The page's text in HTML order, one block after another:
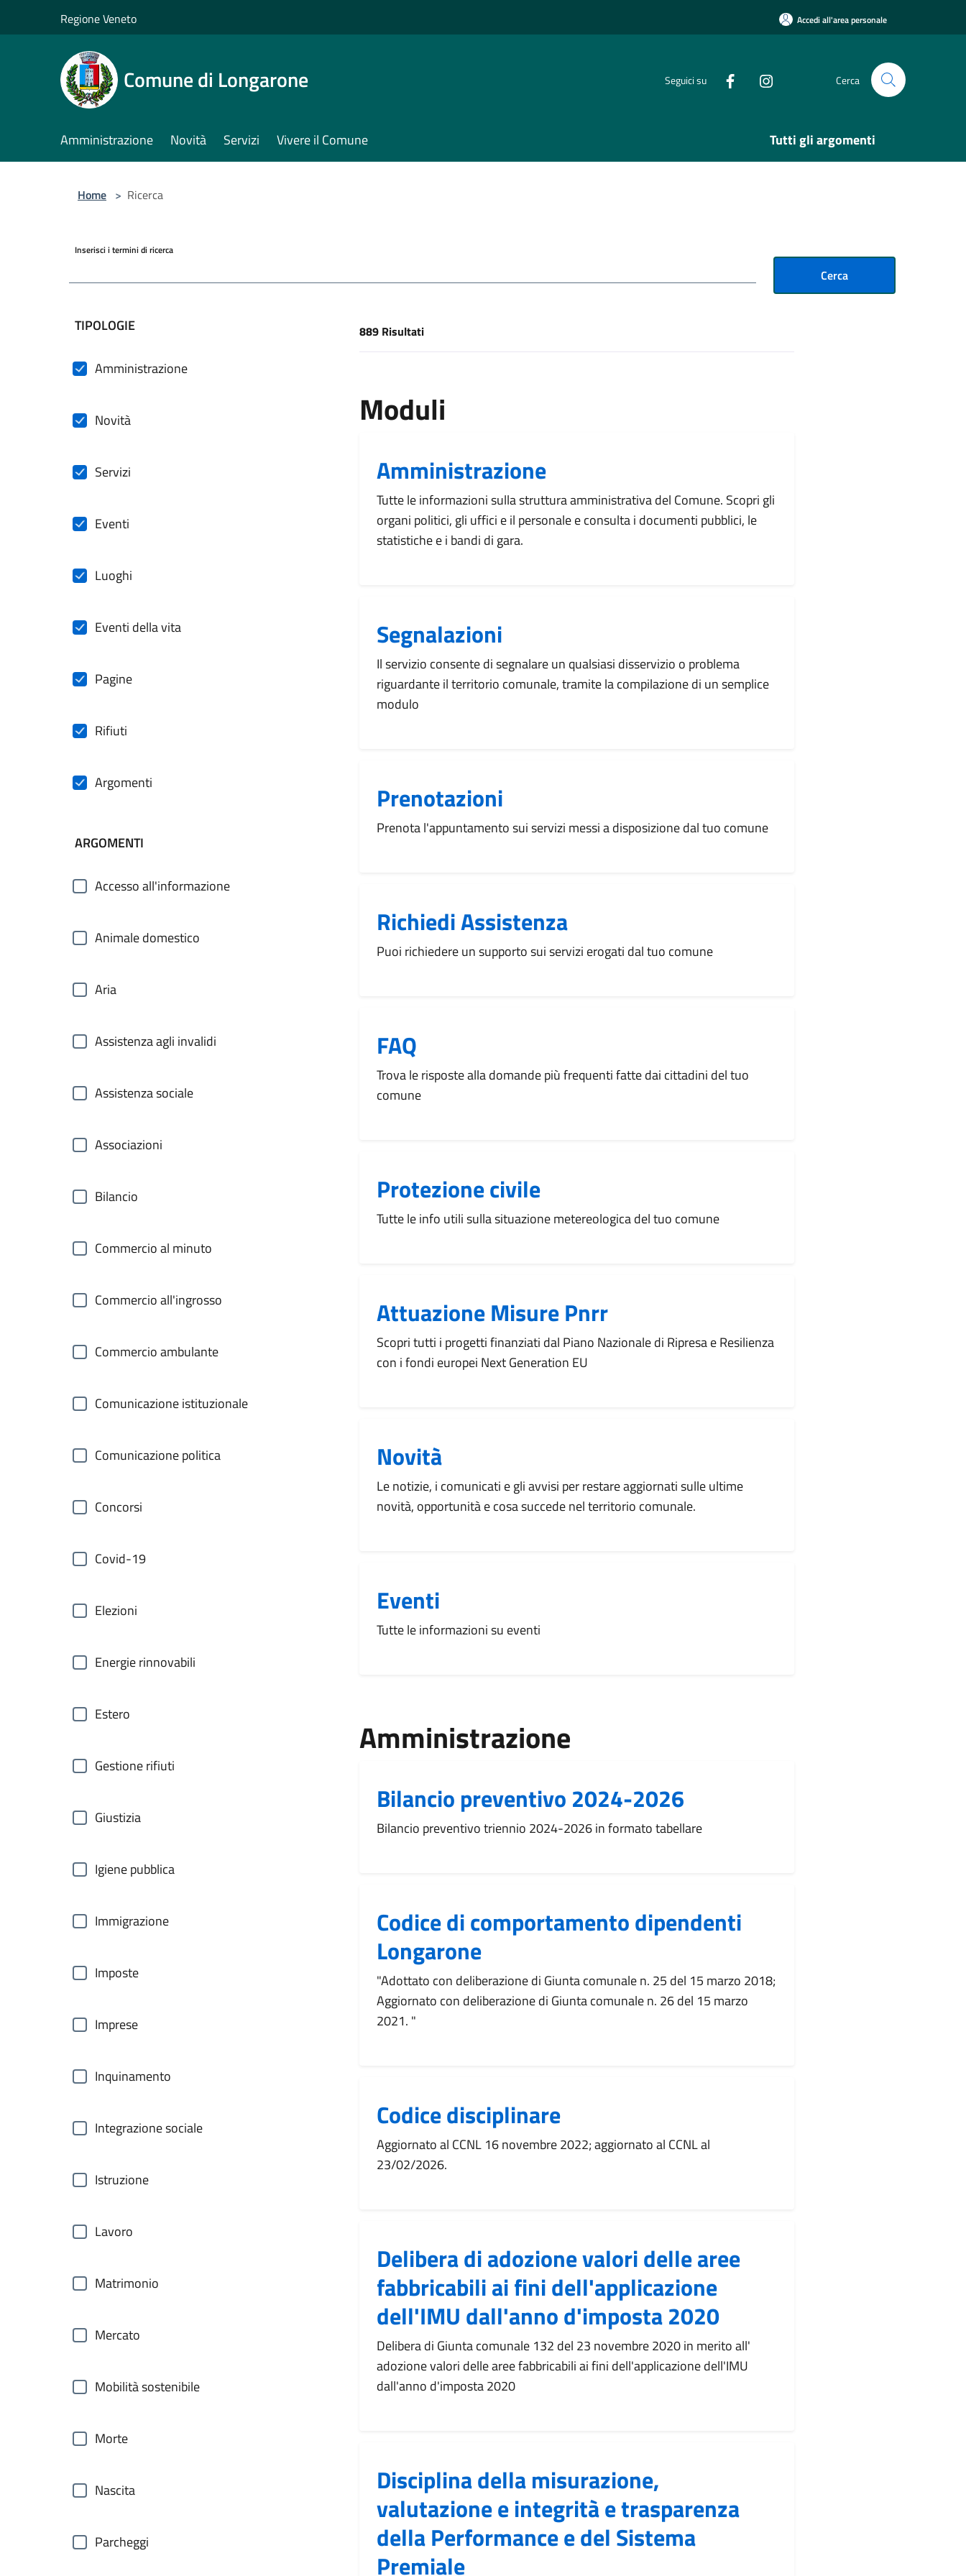
Regione Veneto Accedi all'area personale
Comune di Longarone Seguici su Cerca
Amministrazione Novità Servizi Vivere il Comune Tutti gli argomenti
Home > Ricerca
Inserisci i termini di ricerca
Cerca
filtri da applicare
TIPOLOGIE
Amministrazione
Novità
Servizi
Eventi
Luoghi
Eventi della vita
Pagine
Rifiuti
Argomenti
ARGOMENTI
Accesso all'informazione
Animale domestico
Aria
Assistenza agli invalidi
Assistenza sociale
Associazioni
Bilancio
Commercio al minuto
Commercio all'ingrosso
Commercio ambulante
Comunicazione istituzionale
Comunicazione politica
Concorsi
Covid-19
Elezioni
Energie rinnovabili
Estero
Gestione rifiuti
Giustizia
Igiene pubblica
Immigrazione
Imposte
Imprese
Inquinamento
Integrazione sociale
Istruzione
Lavoro
Matrimonio
Mercato
Mobilità sostenibile
Morte
Nascita
Parcheggi
[results] Risultati
889 Risultati
Moduli
Amministrazione
Tutte le informazioni sulla struttura amministrativa del Comune. Scopri gli
organi politici, gli uffici e il personale e consulta i documenti pubblici, le
statistiche e i bandi di gara.
Segnalazioni
Il servizio consente di segnalare un qualsiasi disservizio o problema
riguardante il territorio comunale, tramite la compilazione di un semplice
modulo
Prenotazioni
Prenota l'appuntamento sui servizi messi a disposizione dal tuo comune
Richiedi Assistenza
Puoi richiedere un supporto sui servizi erogati dal tuo comune
FAQ
Trova le risposte alla domande più frequenti fatte dai cittadini del tuo
comune
Protezione civile
Tutte le info utili sulla situazione metereologica del tuo comune
Attuazione Misure Pnrr
Scopri tutti i progetti finanziati dal Piano Nazionale di Ripresa e Resilienza
con i fondi europei Next Generation EU
Novità
Le notizie, i comunicati e gli avvisi per restare aggiornati sulle ultime
novità, opportunità e cosa succede nel territorio comunale.
Eventi
Tutte le informazioni su eventi
Amministrazione
Bilancio preventivo 2024-2026
Bilancio preventivo triennio 2024-2026 in formato tabellare
Codice di comportamento dipendenti
Longarone
"Adottato con deliberazione di Giunta comunale n. 25 del 15 marzo 2018;
Aggiornato con deliberazione di Giunta comunale n. 26 del 15 marzo
2021. "
Codice disciplinare
Aggiornato al CCNL 16 novembre 2022; aggiornato al CCNL al
23/02/2026.
Delibera di adozione valori delle aree
fabbricabili ai fini dell'applicazione
dell'IMU dall'anno d'imposta 2020
Delibera di Giunta comunale 132 del 23 novembre 2020 in merito all'
adozione valori delle aree fabbricabili ai fini dell'applicazione dell'IMU
dall'anno d'imposta 2020
Disciplina della misurazione,
valutazione e integrità e trasparenza
della Performance e del Sistema
Premiale